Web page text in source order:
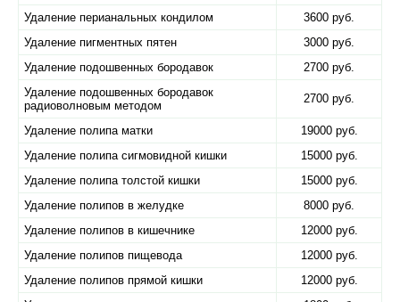
Удаление перианальных кондилом
3600 руб.
Удаление пигментных пятен
3000 руб.
Удаление подошвенных бородавок
2700 руб.
Удаление подошвенных бородавок
радиоволновым методом
2700 руб.
Удаление полипа матки
19000 руб.
Удаление полипа сигмовидной кишки
15000 руб.
Удаление полипа толстой кишки
15000 руб.
Удаление полипов в желудке
8000 руб.
Удаление полипов в кишечнике
12000 руб.
Удаление полипов пищевода
12000 руб.
Удаление полипов прямой кишки
12000 руб.